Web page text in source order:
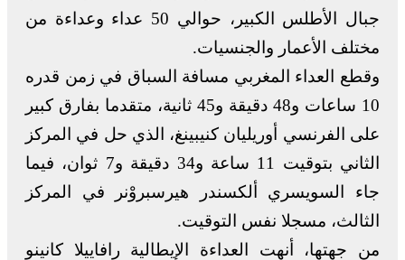
جبال الأطلس الكبير، حوالي 50 عداء وعداءة من
مختلف الأعمار والجنسيات.
وقطع العداء المغربي مسافة السباق في زمن قدره
10 ساعات و48 دقيقة و45 ثانية، متقدما بفارق كبير
على الفرنسي أوريليان كنيبينغ، الذي حل في المركز
الثاني بتوقيت 11 ساعة و34 دقيقة و7 ثوان، فيما
جاء السويسري ألكسندر هيرسبروْنر في المركز
الثالث، مسجلا نفس التوقيت.
من جهتها، أنهت العداءة الإيطالية رافاييلا كانينو